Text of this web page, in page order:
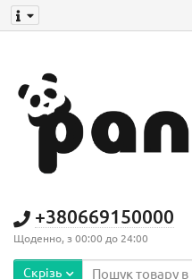
+380669150000
Щоденно, з 00:00 до 24:00
Скрізь